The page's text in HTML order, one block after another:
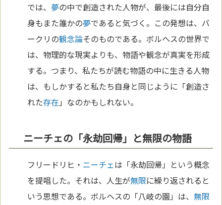
では、 夢の中で創造された人物が、最後には自分自
身もまた誰かの夢であると気づく。この発想は、バ
ークリの観念論そのものである。ボルヘスの世界で
は、物理的な現実よりも、物語や観念が真実を形成
する。つまり、私たちが読む物語の中に生きる人物
は、もしかすると私たち自身と同じように「創造さ
れた存在 」なのかもしれない。
ニーチェの「永劫回帰」と無限の物語
フリードリヒ・ ニーチェは「永劫回帰」という概念
を提唱した。それは、人生が無限に繰り返されると
いう思想である。ボルヘスの「八岐の園」は、無限